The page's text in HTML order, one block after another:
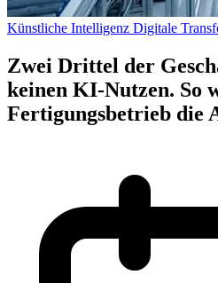
Künstliche Intelligenz Digitale
Zwei Drittel der
keinen KI-Nutzen. So
Fertigungsbetrieb die